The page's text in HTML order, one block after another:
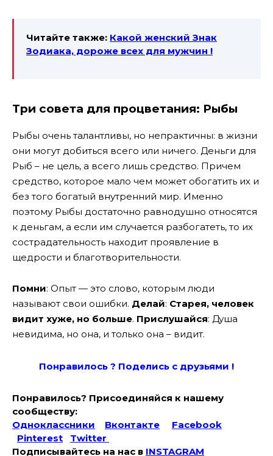
Читайте также: Какой женский Знак
Зодиака, дороже всех для мужчин !
Три совета для процветания: Рыбы
Рыбы очень талантливы, но непрактичны: в жизни
они могут добиться всего или ничего. Деньги для
Рыб – не цель, а всего лишь средство. Причем
средство, которое мало чем может обогатить их и
без того богатый внутренний мир. Именно
поэтому Рыбы достаточно равнодушно относятся
к деньгам, а если им случается разбогатеть, то их
сострадательность находит проявление в
щедрости и благотворительности.
Помни: Опыт — это слово, которым люди
называют свои ошибки. Делай: Старея, человек
видит хуже, но больше. Прислушайся: Душа
невидима, но она, и только она – видит.
Понравилось ? Поделись с друзьями !
Понравилось? Присоединяйся к нашему
сообществу:
Одноклассники
Вконтакте
Facebook
Pinterest
Twitter
Подписывайтесь на наc в INSTAGRAM